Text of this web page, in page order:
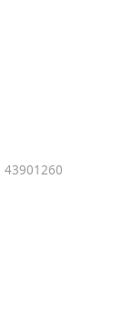
43901260